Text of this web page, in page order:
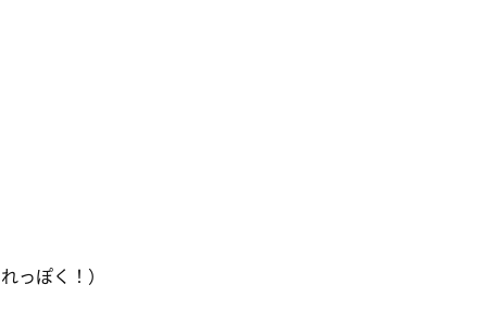
っぽく！）